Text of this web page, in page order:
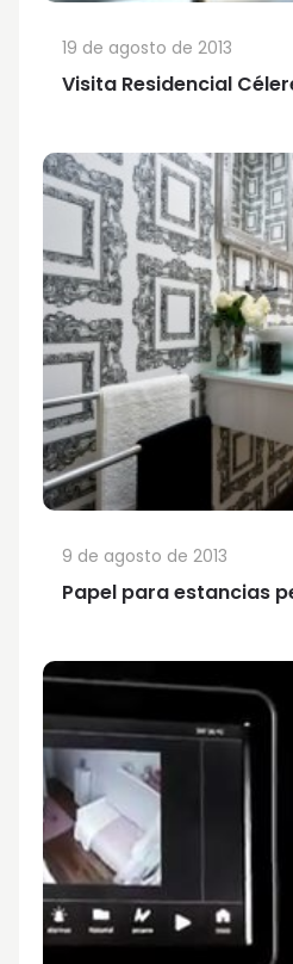
Visita Residencial
19 de agosto de 2013
Papel para estancias
9 de agosto de 2013